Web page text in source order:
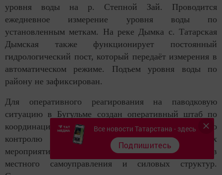
уровня воды на р. Степной Зай. Проводится
ежедневное измерение уровня воды по
установленным меткам. На реке Дымка с. Татарская
Дымская также функционирует постоянный
гидрологический пост, который передаёт измерения в
автоматическом режиме. Подъем уровня воды по
району не зафиксирован.
Для оперативного реагирования на паводковую
ситуацию в Бугульме создан оперативный штаб по
координации сил и средств и рабочая группа по
контролю за осуществлением противопаводковых
мероприятий, куда вошли должностные лица органов
местного самоуправления и силовых структур.
Все новости Татарстана - здесь
Подпишитесь